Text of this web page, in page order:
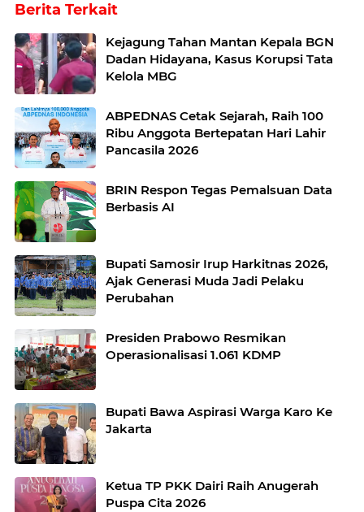
Berita Terkait
Kejagung Tahan Mantan Kepala BGN
Dadan Hidayana, Kasus Korupsi Tata
Kelola MBG
ABPEDNAS Cetak Sejarah, Raih 100
Ribu Anggota Bertepatan Hari Lahir
Pancasila 2026
BRIN Respon Tegas Pemalsuan Data
Berbasis AI
Bupati Samosir Irup Harkitnas 2026,
Ajak Generasi Muda Jadi Pelaku
Perubahan
Presiden Prabowo Resmikan
Operasionalisasi 1.061 KDMP
Bupati Bawa Aspirasi Warga Karo Ke
Jakarta
Ketua TP PKK Dairi Raih Anugerah
Puspa Cita 2026